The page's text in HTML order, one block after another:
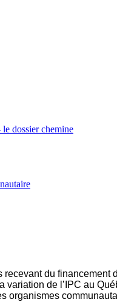
dossier chemine
du
de l’IPC au
organismes